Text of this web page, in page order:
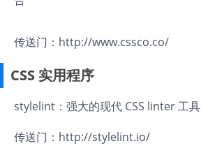
传送门： http://www.cssco.co/
CSS 实用程序
stylelint ：强大的现代 CSS linter 工具
传送门： http://stylelint.io/